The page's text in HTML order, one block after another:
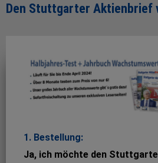
Den Stuttgarter Aktienbrief
1. Bestellung:
Ja, ich möchte den